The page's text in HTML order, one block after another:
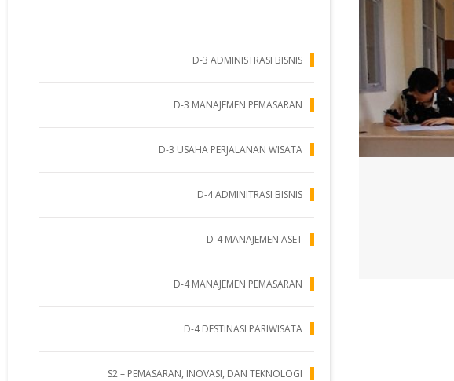
D-3 ADMINISTRASI BISNIS
D-3 MANAJEMEN PEMASARAN
D-3 USAHA PERJALANAN WISATA
D-4 ADMINITRASI BISNIS
D-4 MANAJEMEN ASET
D-4 MANAJEMEN PEMASARAN
D-4 DESTINASI PARIWISATA
S2 – PEMASARAN, INOVASI, DAN TEKNOLOGI